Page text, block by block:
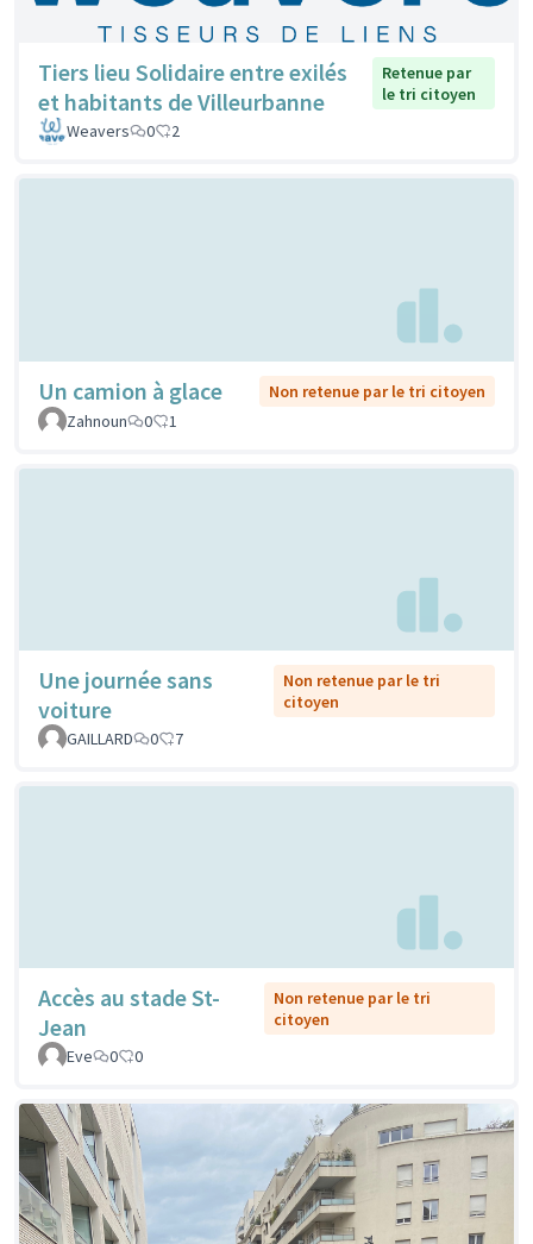
Tiers lieu Solidaire entre exilés
et habitants de Villeurbanne
Retenue par
le tri citoyen
Weavers
0 2
Un camion à glace
Non retenue par le tri citoyen
Zahnoun
0 1
Une journée sans
voiture
Non retenue par le tri
citoyen
GAILLARD
0 7
Accès au stade St-
Jean
Non retenue par le tri
citoyen
Eve
0 0